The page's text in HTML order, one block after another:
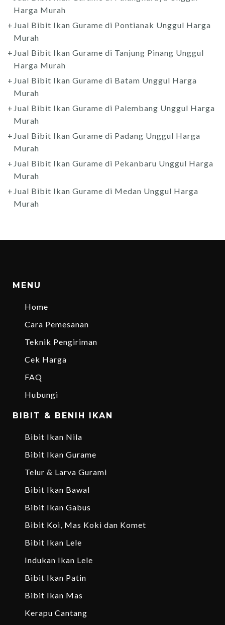
Harga Murah
Jual Bibit Ikan Gurame di Pontianak Unggul Harga
Murah
Jual Bibit Ikan Gurame di Tanjung Pinang Unggul
Harga Murah
Jual Bibit Ikan Gurame di Batam Unggul Harga
Murah
Jual Bibit Ikan Gurame di Palembang Unggul Harga
Murah
Jual Bibit Ikan Gurame di Padang Unggul Harga
Murah
Jual Bibit Ikan Gurame di Pekanbaru Unggul Harga
Murah
Jual Bibit Ikan Gurame di Medan Unggul Harga
Murah
MENU
Home
Cara Pemesanan
Teknik Pengiriman
Cek Harga
FAQ
Hubungi
BIBIT & BENIH IKAN
Bibit Ikan Nila
Bibit Ikan Gurame
Telur & Larva Gurami
Bibit Ikan Bawal
Bibit Ikan Gabus
Bibit Koi, Mas Koki dan Komet
Bibit Ikan Lele
Indukan Ikan Lele
Bibit Ikan Patin
Bibit Ikan Mas
Kerapu Cantang